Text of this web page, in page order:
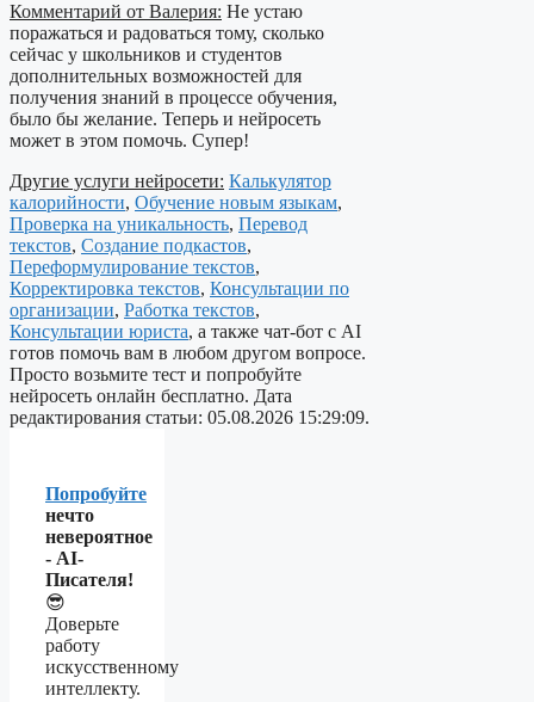
Комментарий от Валерия: Не устаю
поражаться и радоваться тому, сколько
сейчас у школьников и студентов
дополнительных возможностей для
получения знаний в процессе обучения,
было бы желание. Теперь и нейросеть
может в этом помочь. Супер!
Другие услуги нейросети: Калькулятор
калорийности, Обучение новым языкам,
Проверка на уникальность, Перевод
текстов, Создание подкастов,
Переформулирование текстов,
Корректировка текстов, Консультации по
организации, Работка текстов,
Консультации юриста, а также чат-бот с AI
готов помочь вам в любом другом вопросе.
Просто возьмите тест и попробуйте
нейросеть онлайн бесплатно. Дата
редактирования статьи: 05.08.2026 15:29:09.
Попробуйте
нечто
невероятное
- AI-
Писателя!
😎
Доверьте
работу
искусственному
интеллекту.